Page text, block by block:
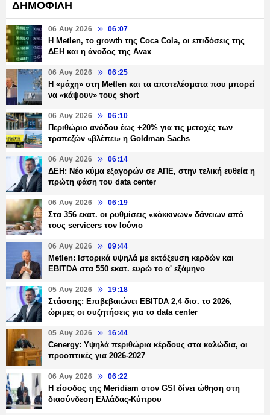
ΔΗΜΟΦΙΛΗ
06 Αυγ 2026 06:07
H Metlen, το growth της Coca Cola, οι επιδόσεις της
ΔΕΗ και η άνοδος της Avax
06 Αυγ 2026 06:25
H «μάχη» στη Metlen και τα αποτελέσματα που μπορεί
να «κάψουν» τους short
06 Αυγ 2026 06:10
Περιθώριο ανόδου έως +20% για τις μετοχές των
τραπεζών «βλέπει» η Goldman Sachs
06 Αυγ 2026 06:14
ΔΕΗ: Νέο κύμα εξαγορών σε ΑΠΕ, στην τελική ευθεία η
πρώτη φάση του data center
06 Αυγ 2026 06:19
Στα 356 εκατ. οι ρυθμίσεις «κόκκινων» δάνειων από
τους servicers τον Ιούνιο
06 Αυγ 2026 09:44
Metlen: Ιστορικά υψηλά με εκτόξευση κερδών και
EBITDA στα 550 εκατ. ευρώ το α' εξάμηνο
05 Αυγ 2026 19:18
Στάσσης: Επιβεβαιώνει EBITDA 2,4 δισ. το 2026,
ώριμες οι συζητήσεις για το data center
05 Αυγ 2026 16:44
Cenergy: Υψηλά περιθώρια κέρδους στα καλώδια, οι
προοπτικές για 2026-2027
06 Αυγ 2026 06:22
Η είσοδος της Meridiam στον GSI δίνει ώθηση στη
διασύνδεση Ελλάδας-Κύπρου